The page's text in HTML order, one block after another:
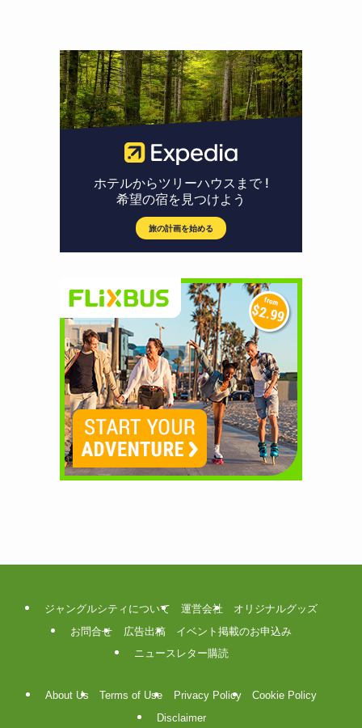
ジャングルシティについて 運営会社
オリジナルグッズ
お問合せ
広告出稿
イベント掲載のお申込み
ニュースレター購読
About Us Terms of Use Privacy Policy
Cookie Policy
Disclaimer